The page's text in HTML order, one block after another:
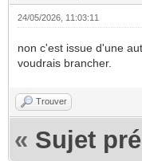
24/05/2026, 11:03:11
non c'est issue d'une
voudrais brancher.
Trouver
« Sujet